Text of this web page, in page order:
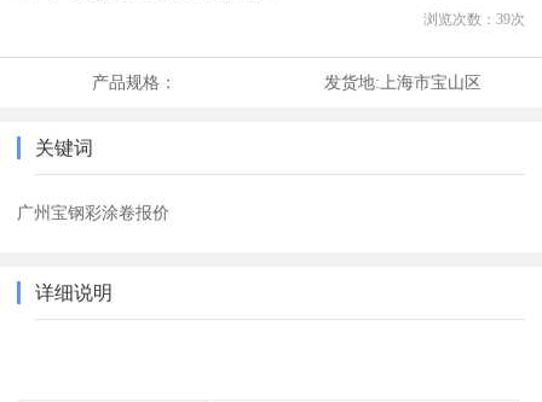
浏览次数： 39次
产品规格： 发货地: 上海市宝山区
关键词
广州宝钢彩涂卷报价
详细说明